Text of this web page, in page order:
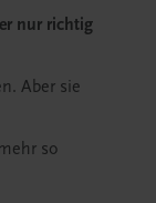
nur richtig
Aber sie
so